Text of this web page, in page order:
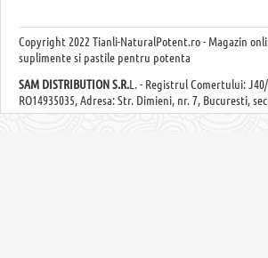
Copyright 2022 Tianli-NaturalPotent.ro - Magazin
suplimente si pastile pentru potenta
SAM DISTRIBUTION S.R.L. - Registrul Comertului:
RO14935035, Adresa: Str. Dimieni, nr. 7, Bucuresti,